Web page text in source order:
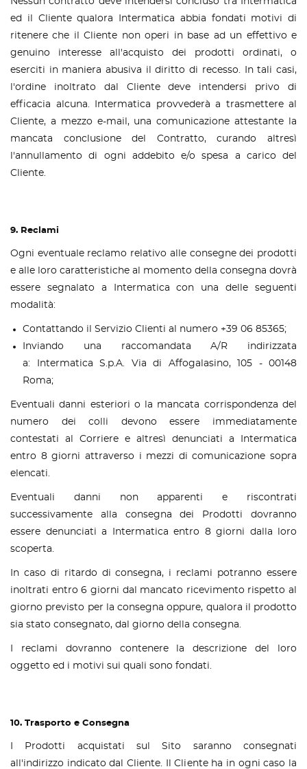
ed il Cliente qualora Intermatica abbia fondati motivi di
ritenere che il Cliente non operi in base ad un effettivo e
genuino interesse all'acquisto dei prodotti ordinati, o
eserciti in maniera abusiva il diritto di recesso. In tali casi,
l'ordine inoltrato dal Cliente deve intendersi privo di
efficacia alcuna. Intermatica provvederà a trasmettere al
Cliente, a mezzo e-mail, una comunicazione attestante la
mancata conclusione del Contratto, curando altresì
l'annullamento di ogni addebito e/o spesa a carico del
Cliente.
9. Reclami
Ogni eventuale reclamo relativo alle consegne dei prodotti
e alle loro caratteristiche al momento della consegna dovrà
essere segnalato a Intermatica con una delle seguenti
modalità:
Contattando il Servizio Clienti al numero +39 06 85365;
Inviando una raccomandata A/R indirizzata
a: Intermatica S.p.A. Via di Affogalasino, 105 - 00148
Roma;
Eventuali danni esteriori o la mancata corrispondenza del
numero dei colli devono essere immediatamente
contestati al Corriere e altresì denunciati a Intermatica
entro 8 giorni attraverso i mezzi di comunicazione sopra
elencati.
Eventuali danni non apparenti e riscontrati
successivamente alla consegna dei Prodotti dovranno
essere denunciati a Intermatica entro 8 giorni dalla loro
scoperta.
In caso di ritardo di consegna, i reclami potranno essere
inoltrati entro 6 giorni dal mancato ricevimento rispetto al
giorno previsto per la consegna oppure, qualora il prodotto
sia stato consegnato, dal giorno della consegna.
I reclami dovranno contenere la descrizione del loro
oggetto ed i motivi sui quali sono fondati.
10. Trasporto e Consegna
I Prodotti acquistati sul Sito saranno consegnati
all'indirizzo indicato dal Cliente. Il Cliente ha in ogni caso la